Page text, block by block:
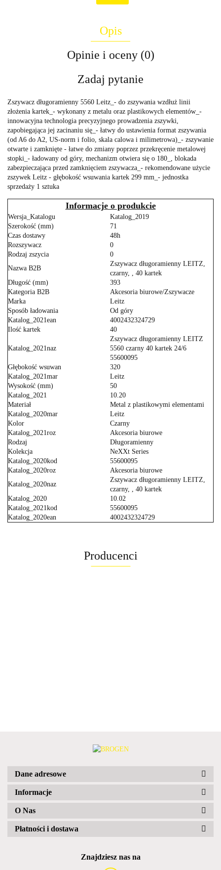
Opis
Opinie i oceny (0)
Zadaj pytanie
Zszywacz długoramienny 5560 Leitz_- do zszywania wzdłuż linii
złożenia kartek_- wykonany z metalu oraz plastikowych elementów_-
innowacyjna technologia precyzyjnego prowadzenia zszywki,
zapobiegająca jej zacinaniu się_- łatwy do ustawienia format zszywania
(od A6 do A2, US-norm i folio, skala calowa i milimetrowa)_- zszywanie
otwarte i zamknięte - łatwe do zmiany poprzez przekręcenie metalowej
stopki_- ładowany od góry, mechanizm otwiera się o 180_, blokada
zabezpieczająca przed zamknięciem zszywacza_- rekomendowane użycie
zszywek Leitz - głębokość wsuwania kartek 299 mm_- jednostka
sprzedaży 1 sztuka
Informacje o produkcie
Wersja_Katalogu
Katalog_2019
Szerokość (mm)
71
Czas dostawy
48h
Rozszywacz
0
Rodzaj zszycia
0
Nazwa B2B
Zszywacz długoramienny LEITZ,
czarny, , 40 kartek
Długość (mm)
393
Kategoria B2B
Akcesoria biurowe/Zszywacze
Marka
Leitz
Sposób ładowania
Od góry
Katalog_2021ean
4002432324729
Ilość kartek
40
Katalog_2021naz
Zszywacz długoramienny LEITZ
5560 czarny 40 kartek 24/6
55600095
Głębokość wsuwan
320
Katalog_2021mar
Leitz
Wysokość (mm)
50
Katalog_2021
10.20
Materiał
Metal z plastikowymi elementami
Katalog_2020mar
Leitz
Kolor
Czarny
Katalog_2021roz
Akcesoria biurowe
Rodzaj
Długoramienny
Kolekcja
NeXXt Series
Katalog_2020kod
55600095
Katalog_2020roz
Akcesoria biurowe
Katalog_2020naz
Zszywacz długoramienny LEITZ,
czarny, , 40 kartek
Katalog_2020
10.02
Katalog_2021kod
55600095
Katalog_2020ean
4002432324729
Producenci
Dane adresowe
Informacje
O Nas
Płatności i dostawa
Znajdziesz nas na